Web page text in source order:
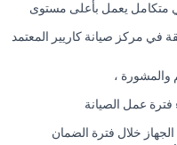
متكامل يعمل بأعلى مستوى
في مركز صيانة كاريير المعتمد
والمشورة ،
فترة عمل الصيانة
الجهاز خلال فترة الضمان